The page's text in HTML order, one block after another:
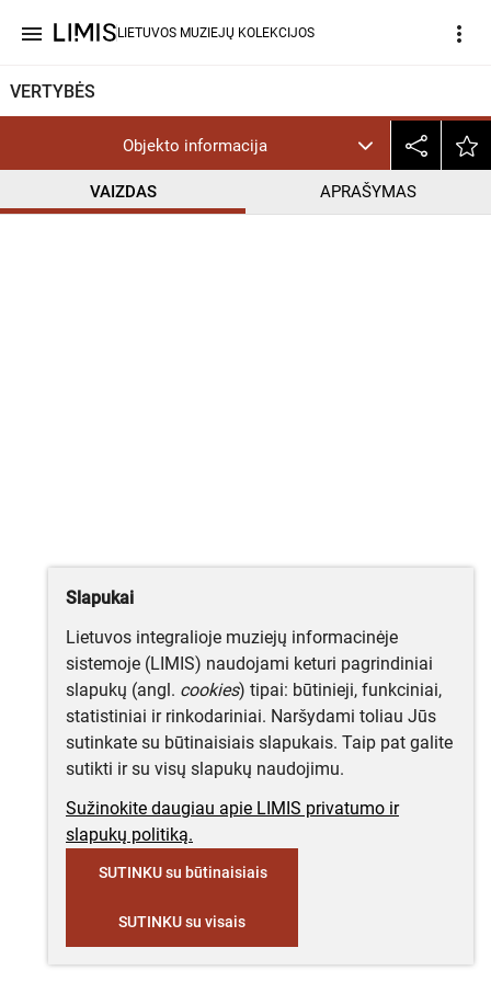
menu LIETUVOS MUZIEJŲ KOLEKCIJOS more_vert
VERTYBĖS
Objekto informacija
VAIZDAS APRAŠYMAS
Slapukai
Lietuvos integralioje muziejų informacinėje
sistemoje (LIMIS) naudojami keturi pagrindiniai
slapukų (angl. cookies) tipai: būtinieji, funkciniai,
statistiniai ir rinkodariniai. Naršydami toliau Jūs
sutinkate su būtinaisiais slapukais. Taip pat galite
sutikti ir su visų slapukų naudojimu.
Sužinokite daugiau apie LIMIS privatumo ir
slapukų politiką.
SUTINKU su būtinaisiais
SUTINKU su visais